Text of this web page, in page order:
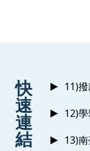
快
速
連
結
11)
12)
13)